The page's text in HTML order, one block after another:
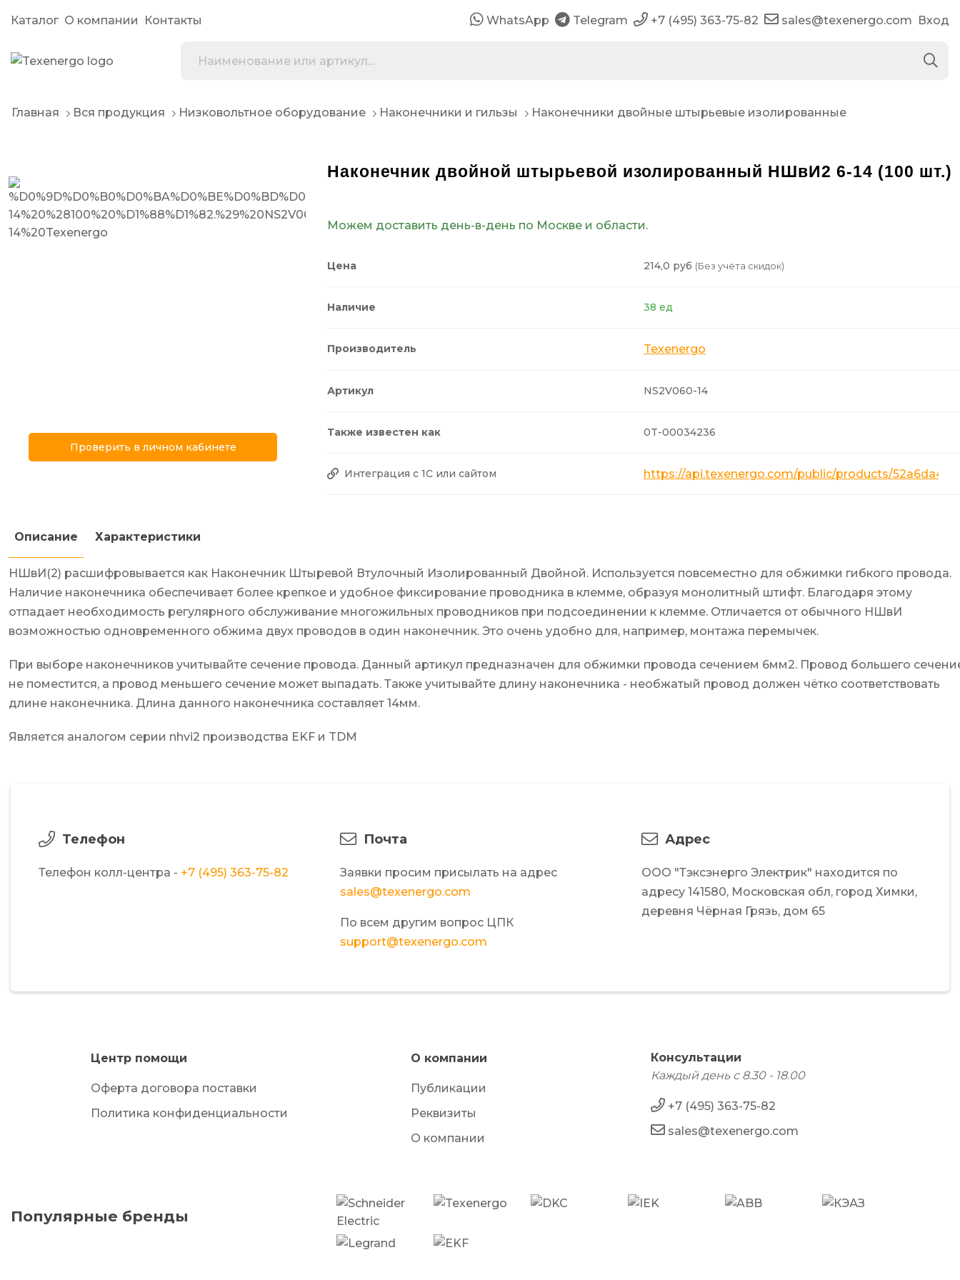
Каталог О компании Контакты WhatsApp Telegram +7 (495) 363-75-82 sales@texenergo.com Вход
Главная Вся продукция Низковольтное оборудование Наконечники и гильзы Наконечники двойные штырьевые изолированные
Проверить в личном кабинете
Наконечник двойной штырьевой изолированный НШвИ2 6-14 (100 шт.)
Можем доставить день-в-день по Москве и области.
Цена 214,0 руб (Без учёта скидок)
Наличие 38 ед
Производитель Texenergo
Артикул NS2V060-14
Также известен как 0T-00034236
Интеграция с 1С или сайтом https://api.texenergo.com/public/products/
Описание Характеристики
НШвИ(2) расшифровывается как Наконечник Штыревой Втулочный Изолированный Двойной. Используется повсеместно для обжимки гибкого провода.
Наличие наконечника обеспечивает более крепкое и удобное фиксирование проводника в клемме, образуя монолитный штифт. Благодаря этому
отпадает необходимость регулярного обслуживание многожильных проводников при подсоединении к клемме. Отличается от обычного НШвИ
возможностью одновременного обжима двух проводов в один наконечник. Это очень удобно для, например, монтажа перемычек.
При выборе наконечников учитывайте сечение провода. Данный артикул предназначен для обжимки провода сечением 6мм2. Провод большего
не поместится, а провод меньшего сечение может выпадать. Также учитывайте длину наконечника - необжатый провод должен чётко соответствовать
длине наконечника. Длина данного наконечника составляет 14мм.
Является аналогом серии nhvi2 производства EKF и TDM
Телефон
Телефон колл-центра - +7 (495) 363-75-82
Почта
Заявки просим присылать на адрес
sales@texenergo.com
По всем другим вопрос ЦПК
support@texenergo.com
Адрес
ООО "Тэксэнерго Электрик" находится по
адресу 141580, Московская обл, город Химки,
деревня Чёрная Грязь, дом 65
Центр помощи
Оферта договора поставки
Политика конфиденциальности
О компании
Публикации
Реквизиты
О компании
Консультации
Каждый день с 8.30 - 18.00
+7 (495) 363-75-82
sales@texenergo.com
Популярные бренды